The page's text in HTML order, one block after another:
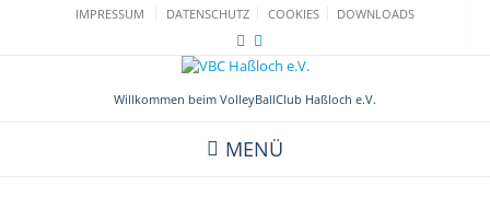
IMPRESSUM DATENSCHUTZ COOKIES DOWNLOADS
Willkommen beim VolleyBallClub Haßloch e.V.
MENÜ